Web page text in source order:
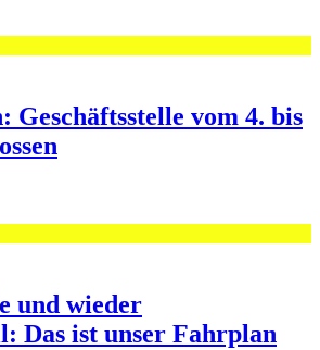
Geschäftsstelle vom 4. bis
und wieder
Das ist unser Fahrplan